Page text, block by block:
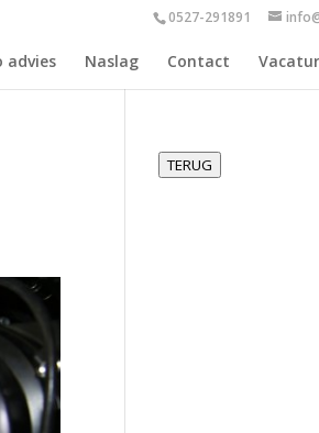
0527-291891
advies Naslag Contact
TERUG